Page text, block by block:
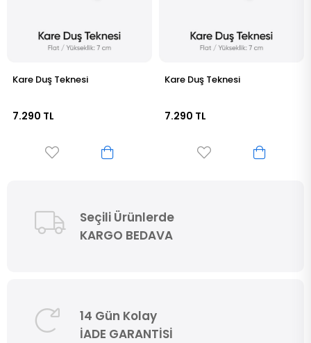
Kare Duş Teknesi
7.290 TL
Kare Duş Teknesi
7.290 TL
Seçili Ürünlerde
KARGO BEDAVA
14 Gün Kolay
İADE GARANTİSİ